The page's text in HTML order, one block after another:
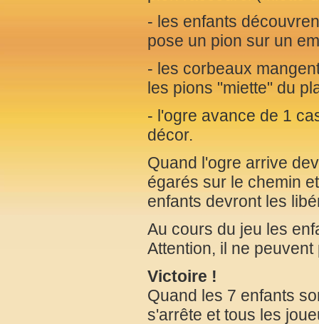
- les enfants
pose un pion sur un
- les corbeaux
les pions "miette" du
- l'ogre avance de 1
décor.
Quand l'ogre arrive
égarés sur le chemin
enfants devront les
Au cours du jeu les
Attention, il ne
Victoire !
Quand les 7 enfants
s'arrête et tous les